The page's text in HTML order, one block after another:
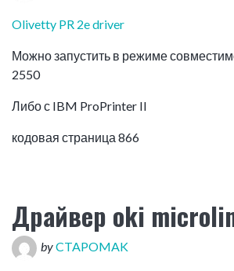
390"
Olivetty PR 2e driver
Можно запустить в режиме
2550
Либо с IBM ProPrinter II
кодовая страница 866
Драйвер oki
byCTAPOMAK